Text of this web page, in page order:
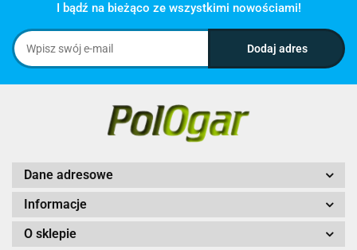
I bądź na bieżąco ze wszystkimi nowościami!
Dane adresowe
Informacje
O sklepie